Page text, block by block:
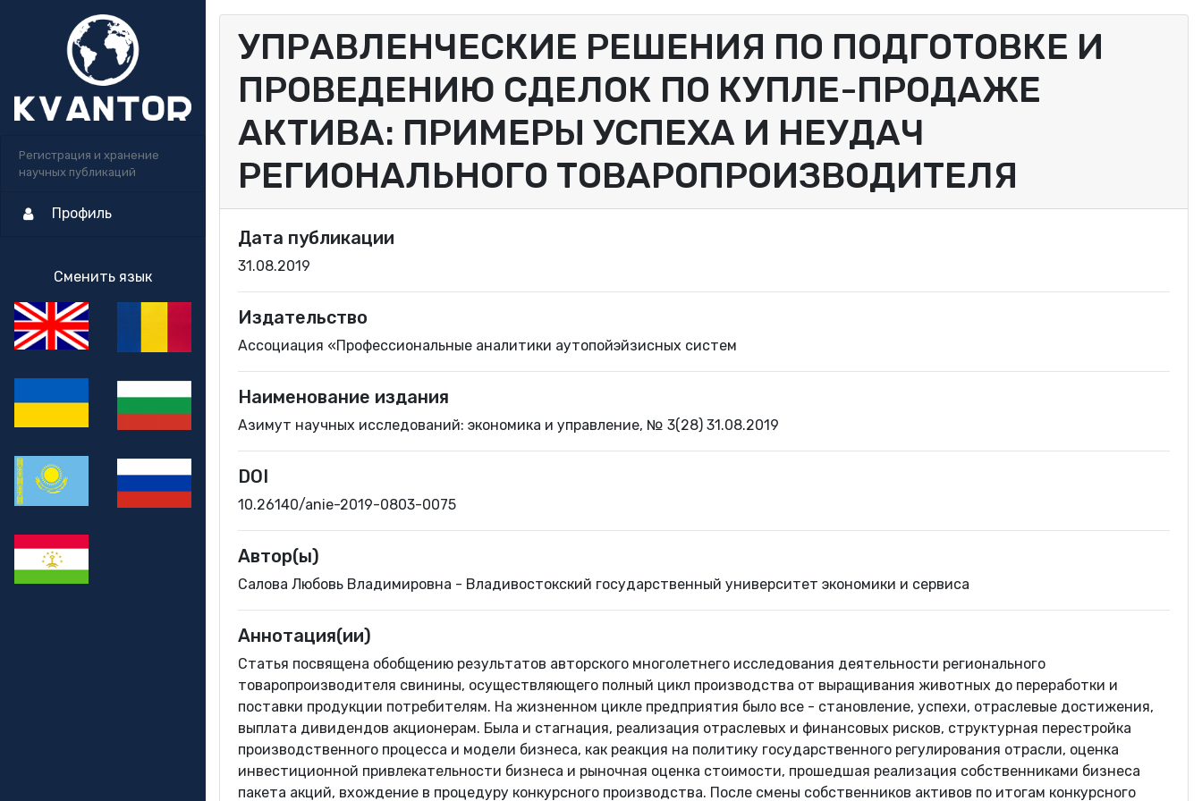
Регистрация и хранение
научных публикаций
Профиль
Сменить язык
УПРАВЛЕНЧЕСКИЕ РЕШЕНИЯ ПО ПОДГОТОВКЕ И
ПРОВЕДЕНИЮ СДЕЛОК ПО КУПЛЕ-ПРОДАЖЕ
АКТИВА: ПРИМЕРЫ УСПЕХА И НЕУДАЧ
РЕГИОНАЛЬНОГО ТОВАРОПРОИЗВОДИТЕЛЯ
Дата публикации
31.08.2019
Издательство
Ассоциация «Профессиональные аналитики аутопойэйзисных систем
Наименование издания
Азимут научных исследований: экономика и управление, № 3(28) 31.08.2019
DOI
10.26140/anie-2019-0803-0075
Автор(ы)
Салова Любовь Владимировна - Владивостокский государственный университет экономики и сервиса
Аннотация(ии)
Статья посвящена обобщению результатов авторского многолетнего исследования деятельности регионального
товаропроизводителя свинины, осуществляющего полный цикл производства от выращивания животных до переработки и
поставки продукции потребителям. На жизненном цикле предприятия было все - становление, успехи, отраслевые достижения,
выплата дивидендов акционерам. Была и стагнация, реализация отраслевых и финансовых рисков, структурная перестройка
производственного процесса и модели бизнеса, как реакция на политику государственного регулирования отрасли, оценка
инвестиционной привлекательности бизнеса и рыночная оценка стоимости, прошедшая реализация собственниками бизнеса
пакета акций, вхождение в процедуру конкурсного производства. После смены собственников активов по итогам конкурсного